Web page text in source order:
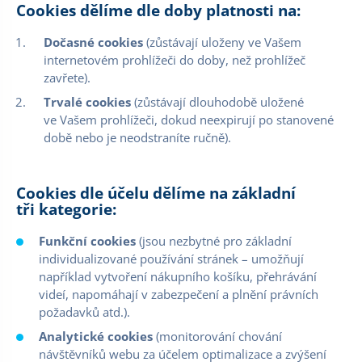
Cookies dělíme dle doby platnosti na:
Dočasné cookies (zůstávají uloženy ve Vašem
internetovém prohlížeči do doby, než prohlížeč
zavřete).
Trvalé cookies (zůstávají dlouhodobě uložené
ve Vašem prohlížeči, dokud neexpirují po stanovené
době nebo je neodstraníte ručně).
Cookies dle účelu dělíme na základní
tři kategorie:
Funkční cookies (jsou nezbytné pro základní
individualizované používání stránek – umožňují
například vytvoření nákupního košíku, přehrávání
videí, napomáhají v zabezpečení a plnění právních
požadavků atd.).
Analytické cookies (monitorování chování
návštěvníků webu za účelem optimalizace a zvýšení